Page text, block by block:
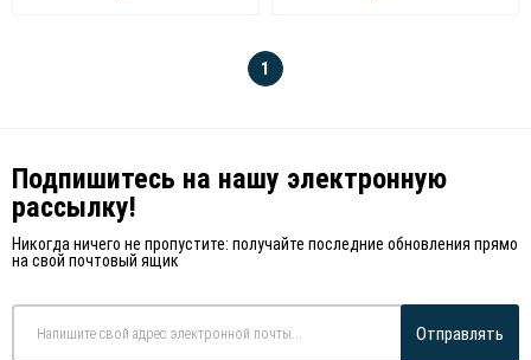
1
Подпишитесь на нашу электронную
рассылку!
Никогда ничего не пропустите: получайте последние обновления прямо
на свой почтовый ящик
Отправлять